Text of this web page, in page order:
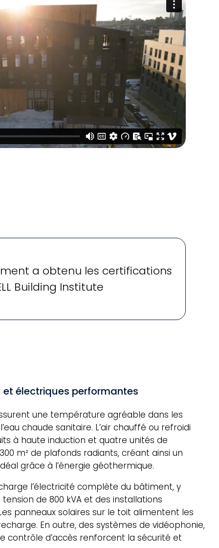
a obtenu les certifications
Building Institute
et électriques performantes
une température agréable dans les
chaude sanitaire. L’air chauffé ou refroidi
à haute induction et quatre unités de
m² de plafonds radiants, créant ainsi un
grâce à l’énergie géothermique.
l’électricité complète du bâtiment, y
de 800 kVA et des installations
panneaux solaires sur le toit alimentent les
En outre, des systèmes de vidéophonie,
contrôle d’accès renforcent la sécurité et